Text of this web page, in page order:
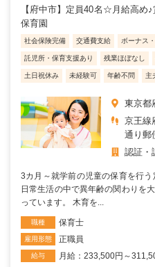
【府中市】定員40名☆月給高め
保育園
社会保険完備 交通費支給 ボーナス
託児所・保育支援あり 残業ほぼなし
土日祝休み 未経験可 年齢不問 主
東京都
京王線
通り郵
認証・
3カ月～就学前の児童の保育を行う
日常生活の中で異年齢の関わりを
っています。 木育を...
職種 保育士
雇用形態 正職員
給与 月給：233,500円～